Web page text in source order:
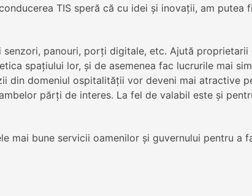
TIS speră că cu idei şi inovaţii, am putea
panouri, porţi digitale, etc. Ajută
spaţiului lor, şi de asemenea fac lucrurile mai
din domeniul ospitalităţii vor deveni mai atractive
părţi de interes. La fel de valabil este şi
mai bune servicii oamenilor şi guvernului pentru a